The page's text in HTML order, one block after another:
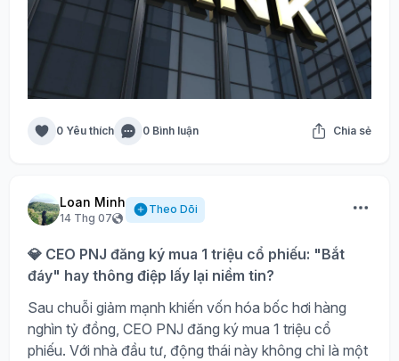
0 Yêu thích 0 Bình luận Chia sẻ
Loan Minh
14 Thg 07
Theo Dõi
💎 CEO PNJ đăng ký mua 1 triệu cổ phiếu: "Bắt
đáy" hay thông điệp lấy lại niềm tin?
Sau chuỗi giảm mạnh khiến vốn hóa bốc hơi hàng
nghìn tỷ đồng, CEO PNJ đăng ký mua 1 triệu cổ
phiếu. Với nhà đầu tư, động thái này không chỉ là một